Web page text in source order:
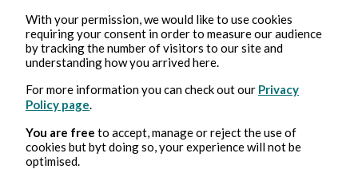
16 oct. 2024 5 min de lecture
Do you want to improve your current physical
condition?
Ed-It
With your permission, we would like to use cookies
requiring your consent in order to measure our audience
by tracking the number of visitors to our site and
understanding how you arrived here.
For more information you can check out our Privacy
Policy page
You are free to accept, manage or reject the use of
cookies but byt doing so, your experience will not be
optimised.